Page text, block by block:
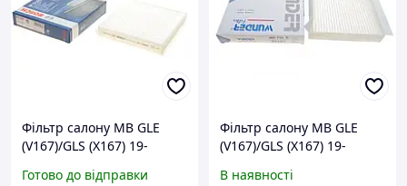
Фільтр салону MB GLE
(V167)/GLS (X167) 19-
Готово до відправки
Фільтр салону MB GLE
(V167)/GLS (X167) 19-
В наявності